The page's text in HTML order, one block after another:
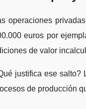
operaciones
euros por
de valor
justifica ese salto?
de producción